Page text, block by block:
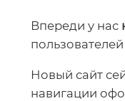
Впереди у нас
Новый сайт
навигации